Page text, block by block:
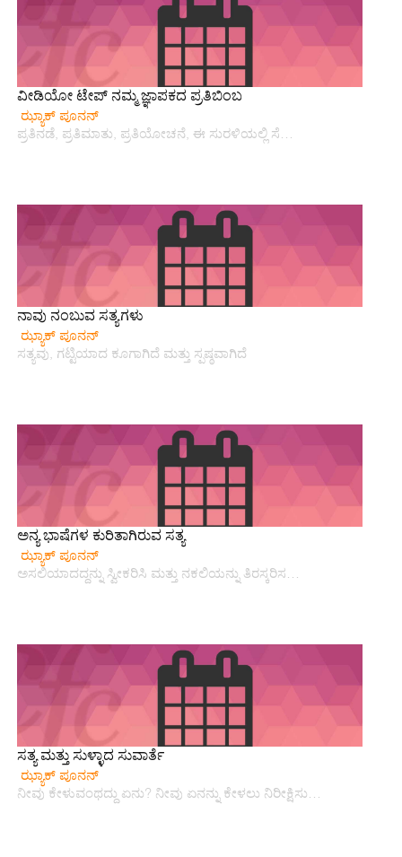
ವೀಡಿಯೋ ಟೇಪ್ ನಮ್ಮ ಜ್ಞಾಪಕದ ಪ್ರತಿಬಿಂಬ
ಝ್ಯಾಕ್ ಪೂನನ್
ಪ್ರತಿನಡೆ, ಪ್ರತಿಮಾತು, ಪ್ರತಿಯೋಚನೆ, ಈ ಸುರಳಿಯಲ್ಲಿ ಸೆ…
ನಾವು ನಂಬುವ ಸತ್ಯಗಳು
ಝ್ಯಾಕ್ ಪೂನನ್
ಸತ್ಯವು, ಗಟ್ಟಿಯಾದ ಕೂಗಾಗಿದೆ ಮತ್ತು ಸ್ಪಷ್ಠವಾಗಿದೆ
ಅನ್ಯ ಭಾಷೆಗಳ ಕುರಿತಾಗಿರುವ ಸತ್ಯ
ಝ್ಯಾಕ್ ಪೂನನ್
ಅಸಲಿಯಾದದ್ದನ್ನು ಸ್ವೀಕರಿಸಿ ಮತ್ತು ನಕಲಿಯನ್ನು ತಿರಸ್ಕರಿಸ…
ಸತ್ಯ ಮತ್ತು ಸುಳ್ಳಾದ ಸುವಾರ್ತೆ
ಝ್ಯಾಕ್ ಪೂನನ್
ನೀವು ಕೇಳುವಂಥದ್ದು ಏನು? ನೀವು ಏನನ್ನು ಕೇಳಲು ನಿರೀಕ್ಷಿಸು…